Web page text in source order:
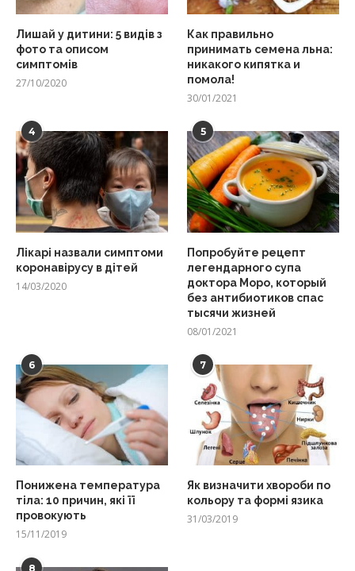
Лишай у дитини: 5 видів з
фото та описом
симптомів
27/10/2020
Как правильно
принимать семена льна:
никакого кипятка и
помола!
30/01/2021
4
Лікарі назвали симптоми
коронавірусу в дітей
14/03/2020
5
Попробуйте рецепт
легендарного супа
доктора Моро, который
без антибиотиков спас
тысячи жизней
08/01/2021
6
Понижена температура
тіла: 10 причин, які її
провокують
15/11/2019
7
Як визначити хвороби по
кольору та формі язика
31/03/2019
8